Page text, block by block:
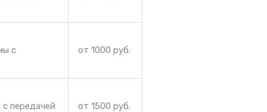
с от 1000 руб.
передачей от 1500 руб.